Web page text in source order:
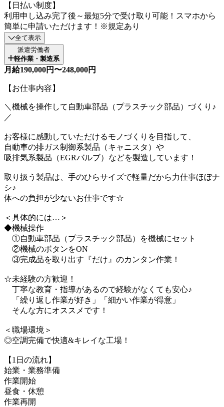
【日払い制度】
利用申し込み完了後～最短5分で受け取り可能！スマホから
簡単に申請いただけます！※規定あり
全て表示
派遣労働者
軽作業・製造系
月給190,000円〜248,000円
【お仕事内容】
＼機械を操作して自動車部品（プラスチック部品）づくり♪
／
お客様に感動していただけるモノづくりを目指して、
自動車の排ガス制御系製品（キャニスタ）や
吸排気系製品（EGRバルブ）などを製造しています！
取り扱う製品は、手のひらサイズで軽量だから力仕事ほぼナ
シ♪
体への負担が少ないお仕事です☆
＜具体的には…＞
◆機械操作
①自動車部品（プラスチック部品）を機械にセット
②機械のボタンをON
③完成品を取り出す『だけ』のカンタン作業！
☆未経験の方歓迎！
丁寧な教育・指導があるので経験がなくても安心♪
「繰り返し作業が好き」「細かい作業が得意」
そんな方にオススメです！
＜職場環境＞
◎空調完備で快適&キレイな工場！
【1日の流れ】
始業・業務準備
作業開始
昼食・休憩
作業再開